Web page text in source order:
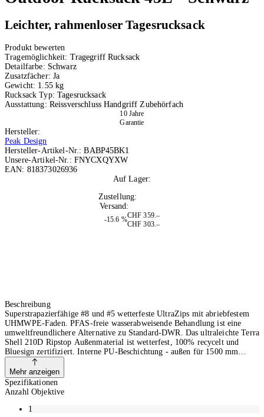
Leichter, rahmenloser Tagesrucksack
Produkt bewerten
Tragemöglichkeit: Tragegriff Rucksack
Detailfarbe: Schwarz
Zusatzfächer: Ja
Gewicht: 1.55 kg
Rucksack Typ: Tagesrucksack
Ausstattung: Reissverschluss Handgriff Zubehörfach
10 Jahre
Garantie
Hersteller:
Peak Design
Hersteller-Artikel-Nr.:BABP45BK1
Unsere-Artikel-Nr.: FNYCXQYXW
EAN: 818373026936
Auf Lager:
Zustellung:
Versand:
-15.6 %
CHF 359.–
CHF 303.–
Beschreibung
Superstrapazierfähige #8 und #5 wetterfeste UltraZips mit abriebfestem
UHMWPE-Faden. PFAS-freie wasserabweisende Behandlung ist eine
umweltfreundlichere Alternative zu Standard-DWR. Das ultraleichte Terra
Shell 210D Ripstop Außenmaterial ist wetterfest, 100% recycelt und
Bluesign zertifiziert. Interne PU-Beschichtung - außen für 1500 mm
hydrostatisch ausgelegt. Taschen aus gemischtem Nylon und UHMWPE-
Stretch-Mesh. Alle Schnüre sind aus ultrahochfestem UHMWPE für lange
Haltbarkeit.
Mehr anzeigen
Spezifikationen
Anzahl Objektive
1